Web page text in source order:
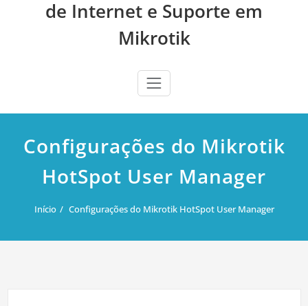
de Internet e Suporte em
Mikrotik
Configurações do Mikrotik
HotSpot User Manager
Início Configurações do Mikrotik HotSpot User Manager